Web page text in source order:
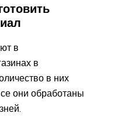
в
в
в них
они обработаны